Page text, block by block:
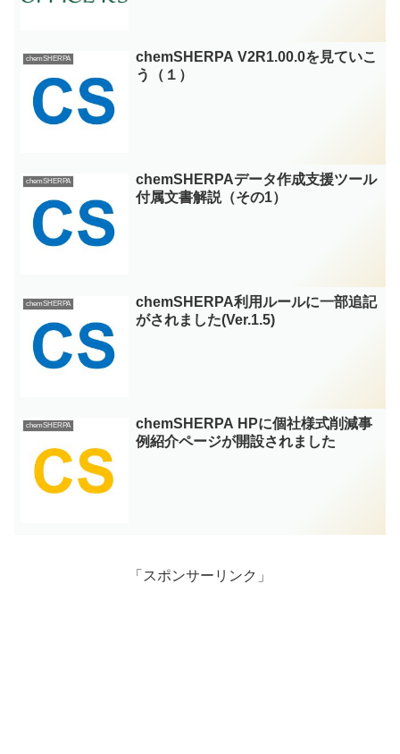
chemSHERPA
chemSHERPA V2R1.00.0を見ていこ
う（１）
chemSHERPA
chemSHERPAデータ作成支援ツール
付属文書解説（その1）
chemSHERPA
chemSHERPA利用ルールに一部追記
がされました(Ver.1.5)
chemSHERPA
chemSHERPA HPに個社様式削減事
例紹介ページが開設されました
「スポンサーリンク」